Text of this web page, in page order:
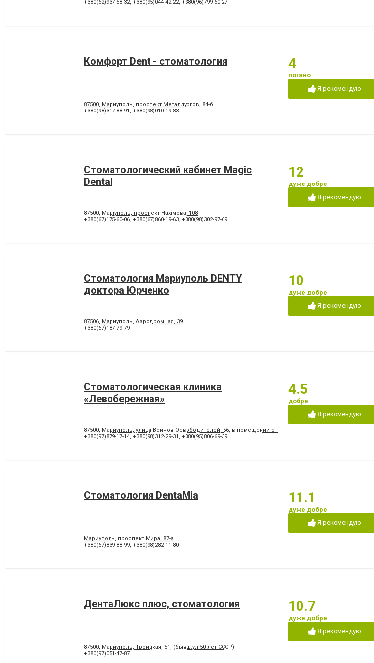
Художня реставрація зубів
Хірургічне лікування зубів Чистка зубів
+380(62)937-58-32, +380(95)044-42-22, +380(96)799-60-27
Комфорт Dent - стоматология
87500, Мариуполь, проспект Металлургов, 84-б
+380(98)317-88-91 , +380(98)010-19-83
4
погано
Я рекомендую
Стоматологический кабинет Magic
Dental
87500, Маріуполь, проспект Нахімова, 108
+380(67)175-60-06, +380(67)860-19-63, +380(98)302-97-69
12
дуже добре
Я рекомендую
Стоматология Мариуполь DENTY
доктора Юрченко
87506, Мариуполь, Аэродромная, 39
+380(67)187-79-79
10
дуже добре
Я рекомендую
Стоматологическая клиника
«Левобережная»
87500, Мариуполь, улица Воинов Освободителей, 66, в помещении стоматологической поликлиники № 3
+380(97)879-17-14, +380(98)312-29-31 , +380(95)806-69-39
4.5
добре
Я рекомендую
Стоматология DentaMia
Мариуполь, проспект Мира, 87-а
+380(67)839-88-99, +380(98)282-11-80
11.1
дуже добре
Я рекомендую
ДентаЛюкс плюс, стоматология
87500, Мариуполь, Троицкая, 51, (бывш.ул 50 лет СССР)
+380(97)051-47-87
10.7
дуже добре
Я рекомендую